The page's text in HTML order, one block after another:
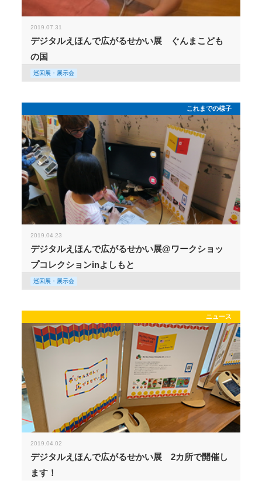
2019.07.31
デジタルえほんで広がるせかい展 ぐんまこども
の国
巡回展・展示会
これまでの様子
2019.04.23
デジタルえほんで広がるせかい展@ワークショッ
プコレクションinよしもと
巡回展・展示会
ニュース
2019.04.02
デジタルえほんで広がるせかい展 2カ所で開催し
ます！